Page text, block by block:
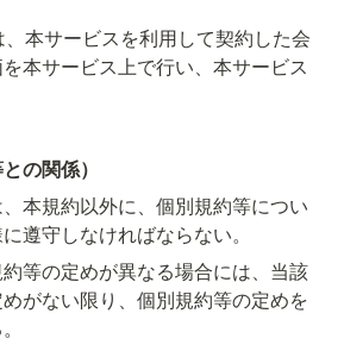
本サービスを利用して契約した会
本サービス上で行い、本サービス
の関係）
本規約以外に、個別規約等につい
遵守しなければならない。
等の定めが異なる場合には、当該
がない限り、個別規約等の定めを